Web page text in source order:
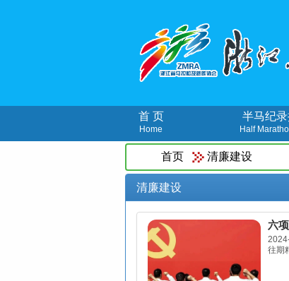
首 页
Home
半马纪
Half
首页 清廉建设
清廉建设
六
往期